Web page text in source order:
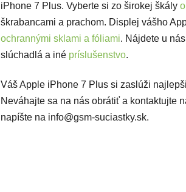
iPhone 7 Plus. Vyberte si zo širokej škály
škrabancami a prachom. Displej vášho
ochrannými sklami a fóliami. Nájdete u
slúchadlá a iné príslušenstvo.
Váš Apple iPhone 7 Plus si zaslúži
Neváhajte sa na nás obrátiť a kontaktujte
napíšte na info@gsm-suciastky.sk.